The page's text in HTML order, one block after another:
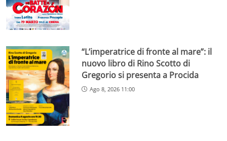
“L’imperatrice di fronte al mare”: il
nuovo libro di Rino Scotto di
Gregorio si presenta a Procida
Ago 8, 2026 11:00